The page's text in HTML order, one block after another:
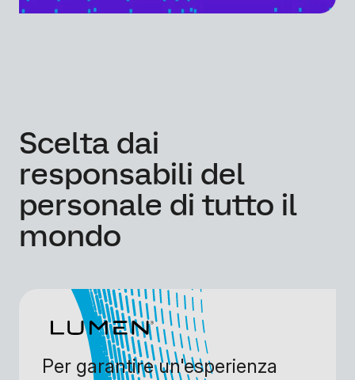
Scelta dai
responsabili del
personale di tutto il
mondo
Per garantire un'esperienza